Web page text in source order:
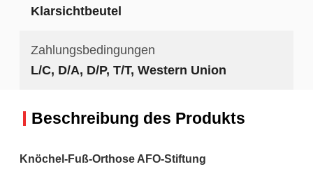
Klarsichtbeutel
Zahlungsbedingungen
L/C, D/A, D/P, T/T, Western Union
Beschreibung des Produkts
Knöchel-Fuß-Orthose AFO-Stiftung